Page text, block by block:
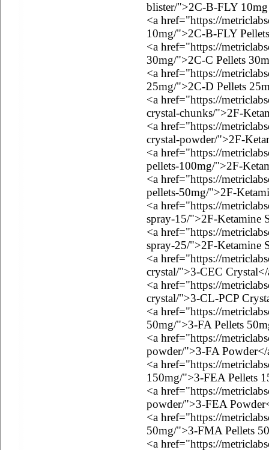
blister/">2C-B-FLY
<a href="https://
10mg/">2C-B-FLY
<a href="https://
30mg/">2C-C Pellets
<a href="https://
25mg/">2C-D Pellets
<a href="https://
crystal-chunks/">2F-
<a href="https://
crystal-powder/">2F-
<a href="https://
pellets-100mg/">2F-
<a href="https://
pellets-50mg/">2F-
<a href="https://
spray-15/">2F-Ketamine
<a href="https://
spray-25/">2F-Ketamine
<a href="https://
crystal/">3-CEC
<a href="https://
crystal/">3-CL-PCP
<a href="https://
50mg/">3-FA Pellets
<a href="https://
powder/">3-FA Powder</
<a href="https://
150mg/">3-FEA Pellets
<a href="https://
powder/">3-FEA
<a href="https://
50mg/">3-FMA Pellets
<a href="https://